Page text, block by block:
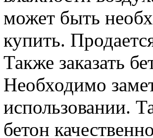
может быть
купить.
Также заказать
Необходимо
использовании.
бетон